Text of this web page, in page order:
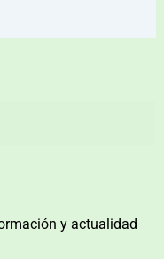
y actualidad